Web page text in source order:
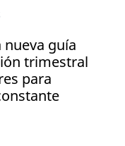
nueva guía
trimestral
para